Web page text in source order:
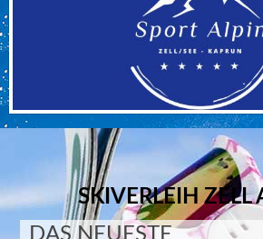
SKIVERLEIH ZELL
DAS NEUESTE